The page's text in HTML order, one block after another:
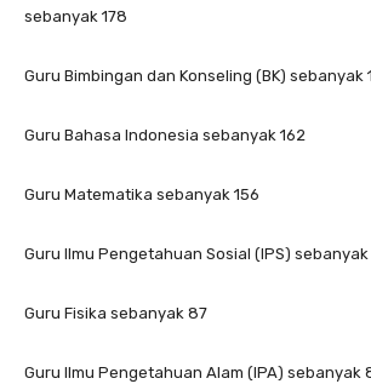
sebanyak 178
Guru Bimbingan dan Konseling (BK) sebanyak
Guru Bahasa Indonesia sebanyak 162
Guru Matematika sebanyak 156
Guru Ilmu Pengetahuan Sosial (IPS) sebanyak
Guru Fisika sebanyak 87
Guru Ilmu Pengetahuan Alam (IPA) sebanyak